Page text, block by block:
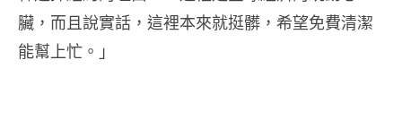
臟，而且說實話，這裡本來就挺髒，希望免費清潔
能幫上忙。」